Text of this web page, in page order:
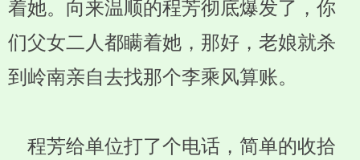
着她。向来温顺的程芳彻底爆发了，你
们父女二人都瞒着她，那好，老娘就杀
到岭南亲自去找那个李乘风算账。
程芳给单位打了个电话，简单的收拾